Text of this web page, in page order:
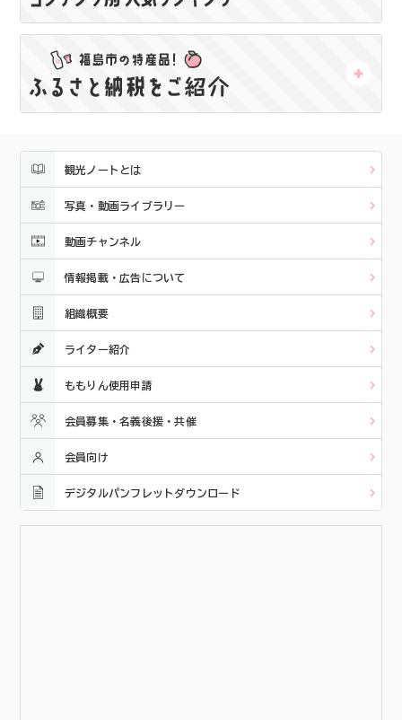
観光ノートとは
写真・動画ライブラリー
動画チャンネル
情報掲載・広告について
組織概要
ライター紹介
ももりん使用申請
会員募集・名義後援・共催
会員向け
デジタルパンフレットダウンロード